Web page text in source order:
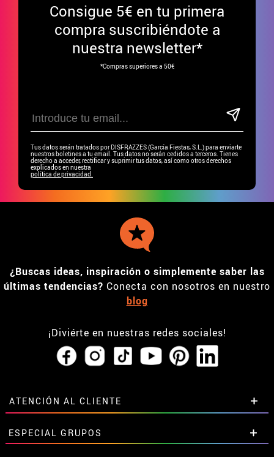
Consigue 5€ en tu primera
compra suscribiéndote a
nuestra newsletter*
*Compras superiores a 50€
Tus datos serán tratados por DISFRAZZES (García Fiestas, S.L.) para enviarte
nuestros boletines a tu email. Tus datos no serán cedidos a terceros. Tienes
derecho a acceder, rectificar y suprimir tus datos, así como otros derechos
explicados en nuestra
política de privacidad.
¿Buscas ideas, inspiración o simplemente saber las
últimas tendencias? Conecta con nosotros en nuestro
blog
¡Diviérte en nuestras redes sociales!
ATENCIÓN AL CLIENTE
• Horario tienda IBI
•Descuento estudiantes
ESPECIAL GRUPOS